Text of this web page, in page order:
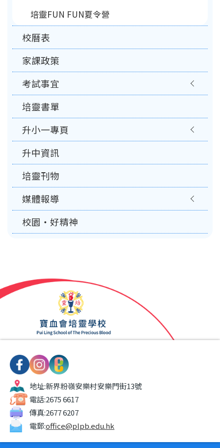
培靈FUN FUN夏令營
校曆表
家課政策
考試事宜
培靈書單
升小一專頁
升中資訊
培靈刊物
媒體報導
校園‧好精神
地址:新界粉嶺安樂村安樂門街13號
電話:2675 6617
傳真:2677 6207
電郵:office@plpb.edu.hk